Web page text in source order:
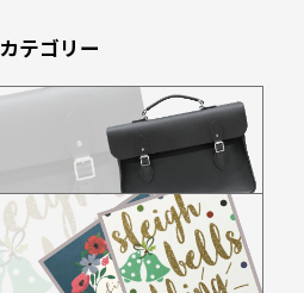
カテゴリー